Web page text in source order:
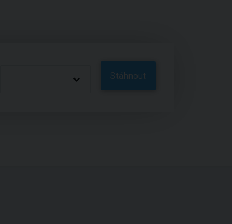
Stáhnout